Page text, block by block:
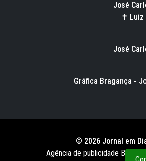
José
✝ Luiz
José
Gráfica Bragança -
© 2026 Jornal em
Agência de publicidade BWS